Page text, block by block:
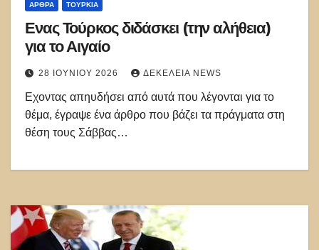
ΑΡΘΡΑ ΤΟΥΡΚΊΑ
Ενας Τούρκος διδάσκει (την αλήθεια)
για το Αιγαίο
28 ΙΟΥΝΊΟΥ 2026 ΔΕΚΈΛΕΙΑ NEWS
Εχοντας απηυδήσει από αυτά που λέγονται για το
θέμα, έγραψε ένα άρθρο που βάζει τα πράγματα στη
θέση τους Σάββας…